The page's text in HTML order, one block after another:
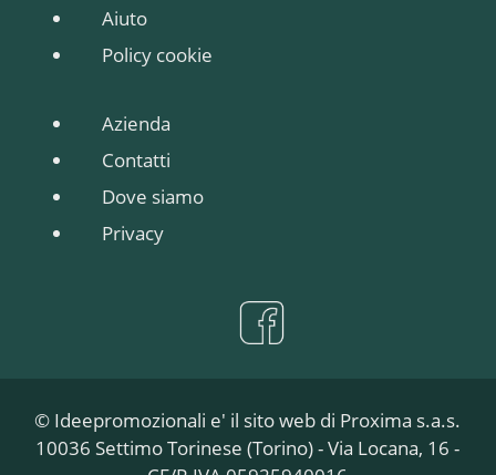
Aiuto
Policy cookie
Azienda
Contatti
Dove siamo
Privacy
© Ideepromozionali e' il sito web di Proxima s.a.s.
10036 Settimo Torinese (Torino) - Via Locana, 16 -